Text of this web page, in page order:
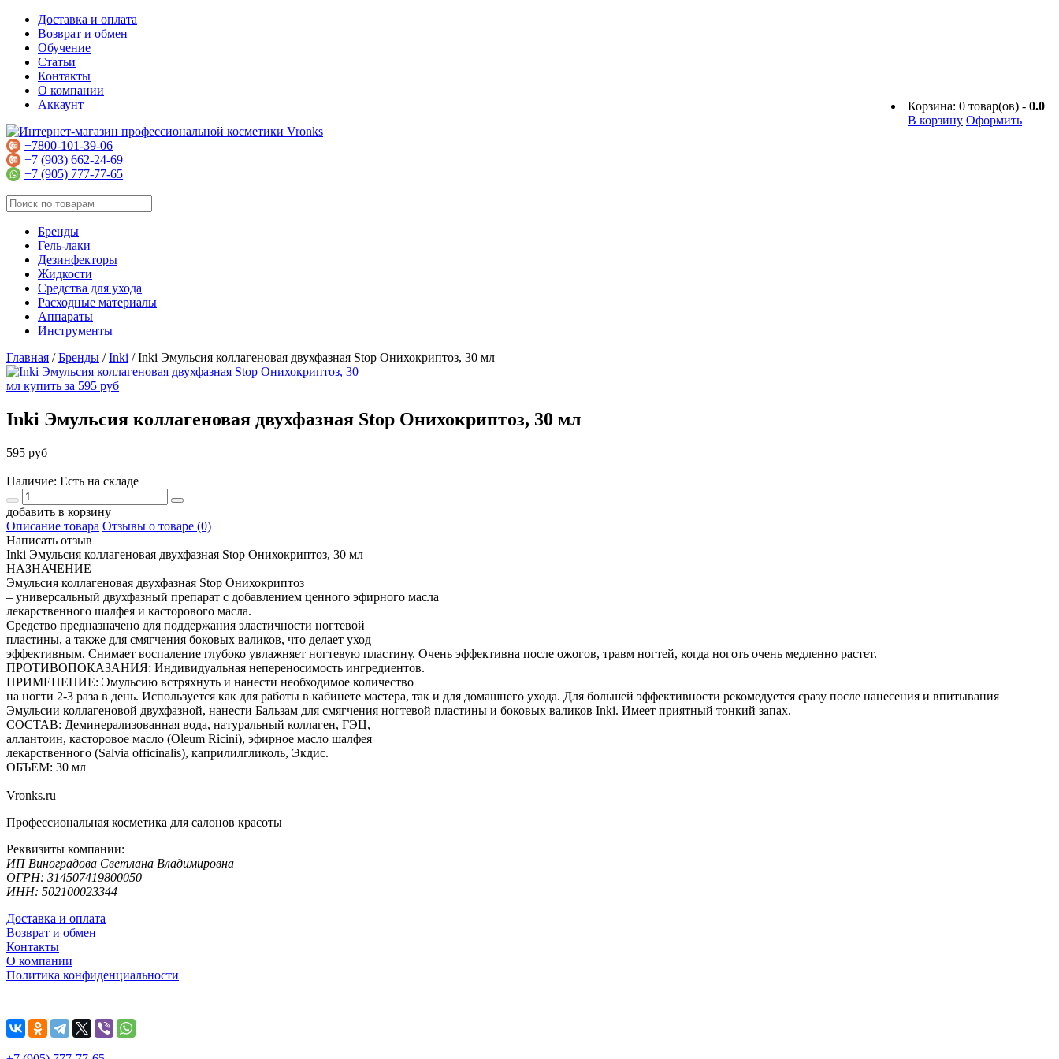
Доставка и оплата
Возврат и обмен
Обучение
Статьи
Контакты
О компании
Корзина: 0 товар(ов) - 0.0
В корзину Оформить
Аккаунт
+7800-101-39-06
+7 (903) 662-24-69
+7 (905) 777-77-65
Бренды
Гель-лаки
Дезинфекторы
Жидкости
Средства для ухода
Расходные материалы
Аппараты
Инструменты
Главная /Бренды /Inki /Inki Эмульсия коллагеновая двухфазная Stop Онихокриптоз, 30 мл
Inki Эмульсия коллагеновая двухфазная Stop Онихокриптоз, 30 мл
595 руб
Наличие: Есть на складе
добавить в корзину
Описание товара Отзывы о товаре (0)
Написать отзыв
Inki Эмульсия коллагеновая двухфазная Stop Онихокриптоз, 30 мл
НАЗНАЧЕНИЕ
Эмульсия коллагеновая двухфазная Stop Онихокриптоз
– универсальный двухфазный препарат с добавлением ценного эфирного масла
лекарственного шалфея и касторового масла.
Средство предназначено для поддержания эластичности ногтевой
пластины, а также для смягчения боковых валиков, что делает уход
эффективным. Снимает воспаление глубоко увлажняет ногтевую пластину. Очень эффективна после ожогов, травм ногтей, когда ноготь очень медленно растет.
ПРОТИВОПОКАЗАНИЯ: Индивидуальная непереносимость ингредиентов.
ПРИМЕНЕНИЕ: Эмульсию встряхнуть и нанести необходимое количество
на ногти 2-3 раза в день. Используется как для работы в кабинете мастера, так и для домашнего ухода. Для большей эффективности рекомедуется сразу после нанесения и впитывания
Эмульсии коллагеновой двухфазной, нанести Бальзам для смягчения ногтевой пластины и боковых валиков Inki. Имеет приятный тонкий запах.
СОСТАВ: Деминерализованная вода, натуральный коллаген, ГЭЦ,
аллантоин, касторовое масло (Оleum Ricini), эфирное масло шалфея
лекарственного (Salvia officinalis), каприлилгликоль, Экдис.
ОБЪЕМ: 30 мл
Vronks.ru
Профессиональная косметика для салонов красоты
Реквизиты компании:
ИП Виноградова Светлана Владимировна
ОГРН: 314507419800050
ИНН: 502100023344
Доставка и оплата
Возврат и обмен
Контакты
О компании
Политика конфиденциальности